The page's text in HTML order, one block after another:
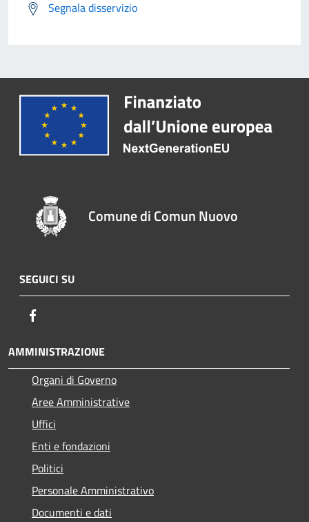
Segnala disservizio
Comune di Comun Nuovo
SEGUICI SU
AMMINISTRAZIONE
Organi di Governo
Aree Amministrative
Uffici
Enti e fondazioni
Politici
Personale Amministrativo
Documenti e dati